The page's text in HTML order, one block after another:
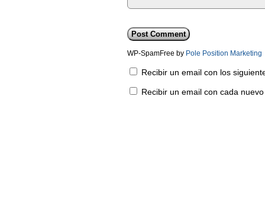
WP-SpamFree by Pole Position Marketing
Recibir un email con los
Recibir un email con cada